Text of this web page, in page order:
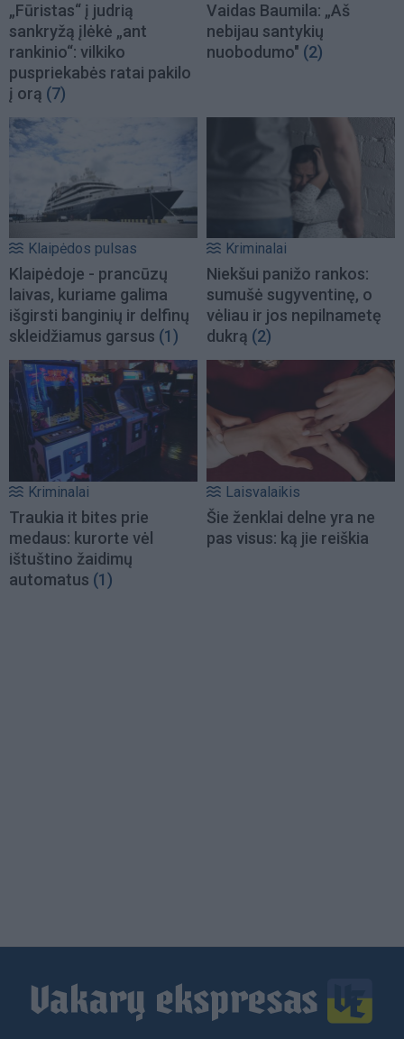
„Fūristas“ į judrią
sankryžą įlėkė „ant
rankinio“: vilkiko
puspriekabės ratai pakilo
į orą (7)
Vaidas Baumila: „Aš
nebijau santykių
nuobodumo" (2)
Klaipėdos pulsas
Klaipėdoje - prancūzų
laivas, kuriame galima
išgirsti banginių ir delfinų
skleidžiamus garsus (1)
Kriminalai
Niekšui panižo rankos:
sumušė sugyventinę, o
vėliau ir jos nepilnametę
dukrą (2)
Kriminalai
Traukia it bites prie
medaus: kurorte vėl
ištuštino žaidimų
automatus (1)
Laisvalaikis
Šie ženklai delne yra ne
pas visus: ką jie reiškia